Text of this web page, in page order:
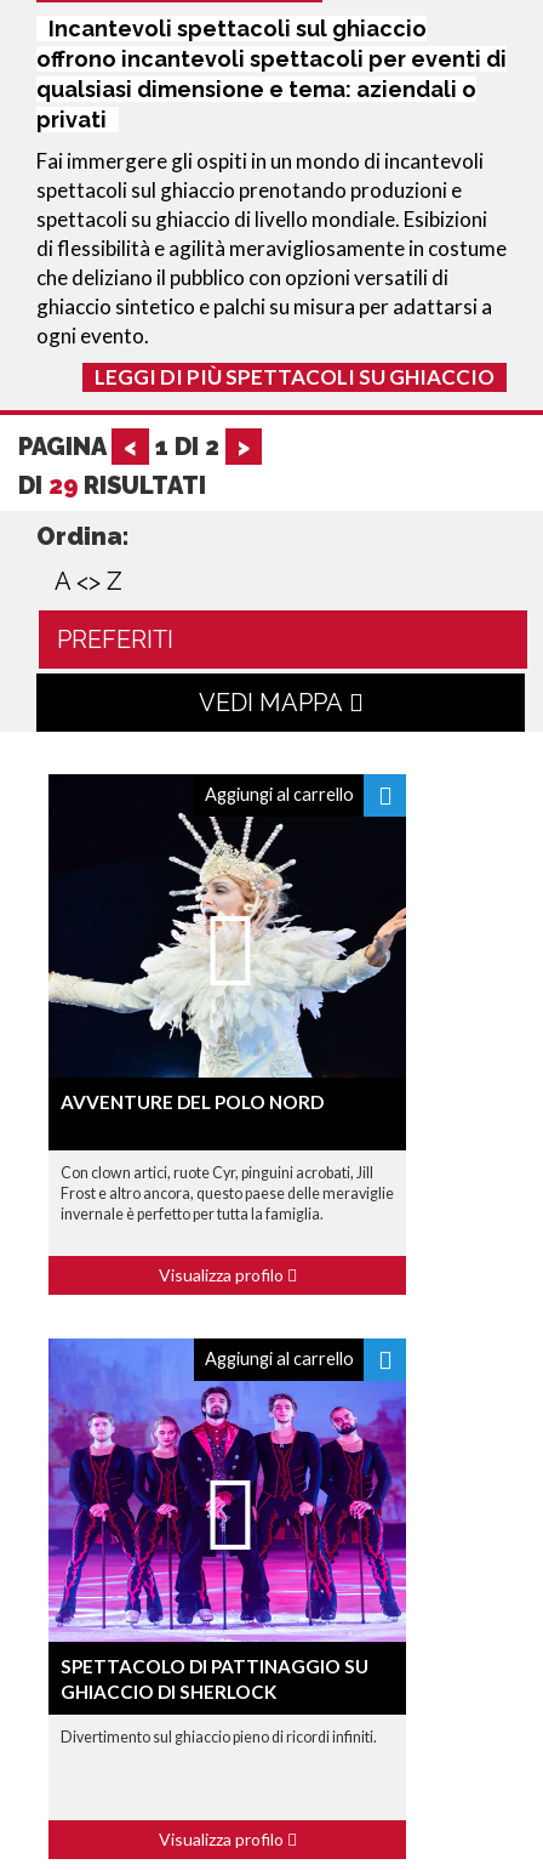
Incantevoli spettacoli sul ghiaccio
offrono incantevoli spettacoli per eventi di
qualsiasi dimensione e tema: aziendali o
privati
Fai immergere gli ospiti in un mondo di incantevoli
spettacoli sul ghiaccio prenotando produzioni e
spettacoli su ghiaccio di livello mondiale. Esibizioni
di flessibilità e agilità meravigliosamente in costume
che deliziano il pubblico con opzioni versatili di
ghiaccio sintetico e palchi su misura per adattarsi a
ogni evento.
LEGGI DI PIÙ SPETTACOLI SU GHIACCIO
PAGINA < 1 DI 2
>
DI 29 RISULTATI
Ordina:
A <> Z
PREFERITI
VEDI MAPPA
Aggiungi al carrello
AVVENTURE DEL POLO NORD
Con clown artici, ruote Cyr, pinguini acrobati, Jill
Frost e altro ancora, questo paese delle meraviglie
invernale è perfetto per tutta la famiglia.
Visualizza profilo
Aggiungi al carrello
SPETTACOLO DI PATTINAGGIO SU
GHIACCIO DI SHERLOCK
Divertimento sul ghiaccio pieno di ricordi infiniti.
Visualizza profilo